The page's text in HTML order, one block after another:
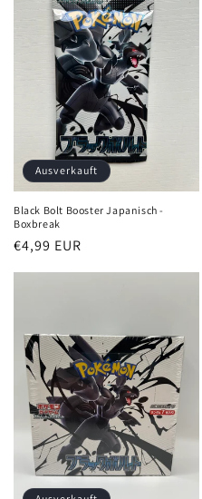
Ausverkauft
Black Bolt Booster Japanisch -
Boxbreak
Normaler
€4,99 EUR